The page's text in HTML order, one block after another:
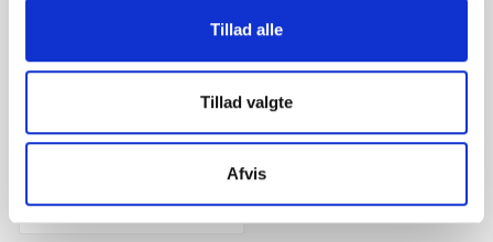
Tillad alle
Tillad valgte
Afvis
check Køb & afhent